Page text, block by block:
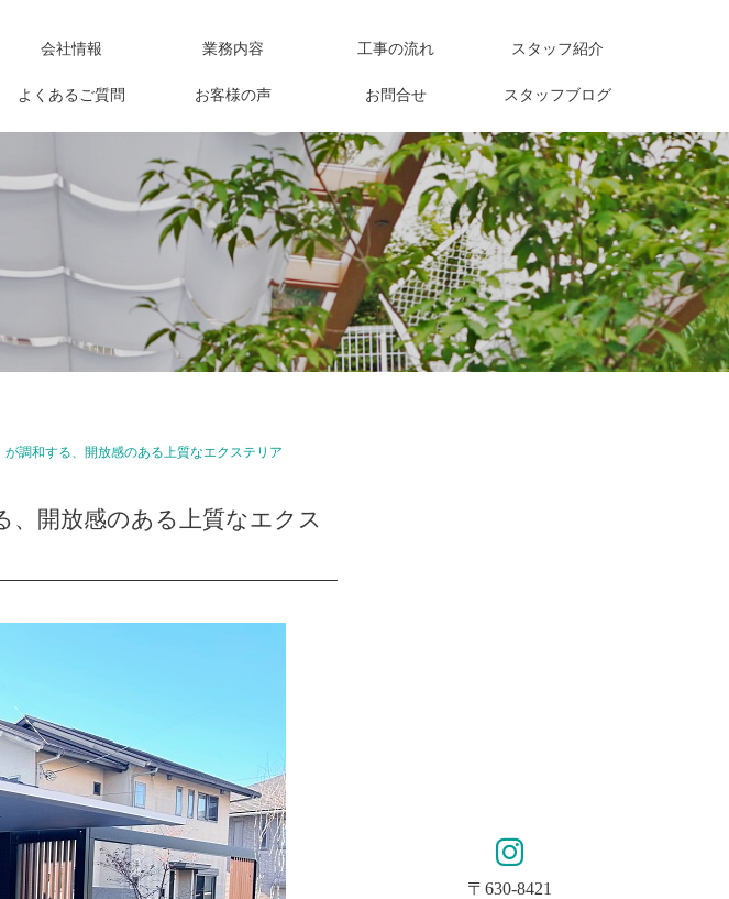
会社情報 業務内容 工事の流れ スタッフ紹介
よくあるご質問 お客様の声 お問合せ スタッフブログ
調和する、開放感のある上質なエクステリア
、開放感のある上質なエクス
〒630-8421